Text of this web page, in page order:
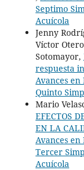
Septimo
Acuícola
Jenny
Víctor
Sotomayor,
respuesta
Avances
Quinto
Mario
EFECTOS
EN LA
Avances
Tercer
Acuícola